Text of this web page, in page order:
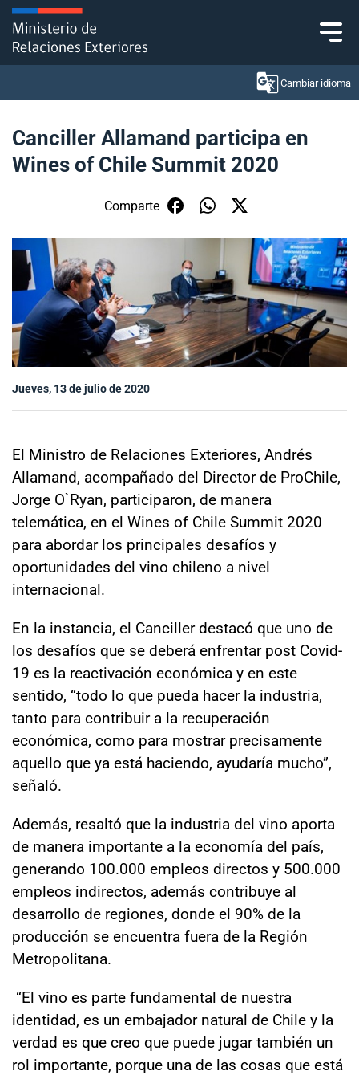
Click acá para ir directamente al contenido
Cambiar idioma
Ministerio
Política Exterior
Embajadas y consulados
Servicios ciudadanos
Subsecretaría de Relaciones Económicas
Internacionales
Sala de prensa
modo claro
Canciller Allamand participa en
Wines of Chile Summit 2020
Comparte
Jueves, 13 de julio de 2020
El Ministro de Relaciones Exteriores, Andrés
Allamand, acompañado del Director de ProChile,
Jorge O`Ryan, participaron, de manera
telemática, en el Wines of Chile Summit 2020
para abordar los principales desafíos y
oportunidades del vino chileno a nivel
internacional.
En la instancia, el Canciller destacó que uno de
los desafíos que se deberá enfrentar post Covid-
19 es la reactivación económica y en este
sentido, “todo lo que pueda hacer la industria,
tanto para contribuir a la recuperación
económica, como para mostrar precisamente
aquello que ya está haciendo, ayudaría mucho”,
señaló.
Además, resaltó que la industria del vino aporta
de manera importante a la economía del país,
generando 100.000 empleos directos y 500.000
empleos indirectos, además contribuye al
desarrollo de regiones, donde el 90% de la
producción se encuentra fuera de la Región
Metropolitana.
“El vino es parte fundamental de nuestra
identidad, es un embajador natural de Chile y la
verdad es que creo que puede jugar también un
rol importante, porque una de las cosas que está